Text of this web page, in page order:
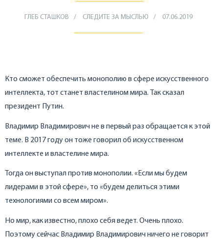
ГЛЕБ СТАШКОВ СЛЕДИТЕ ЗА МЫСЛЬЮ 07.06.2019
Кто сможет обеспечить монополию в сфере искусственного
интеллекта, тот станет властелином мира. Так сказал
президент Путин.
Владимир Владимирович не в первый раз обращается к этой
теме. В 2017 году он тоже говорил об искусственном
интеллекте и властелине мира.
Тогда он выступал против монополии. «Если мы будем
лидерами в этой сфере», то «будем делиться этими
технологиями со всем миром».
Но мир, как известно, плохо себя ведет. Очень плохо.
Поэтому сейчас Владимир Владимирович ничего не говорит